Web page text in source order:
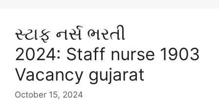
સ્ટાફ નર્સ ભરતી
2024: Staff nurse 1903
Vacancy gujarat
October 15, 2024